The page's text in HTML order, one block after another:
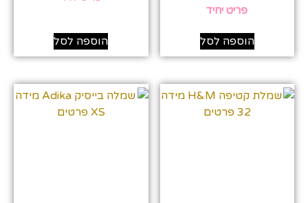
פריט יחיד
הוספה לסל הוספה לסל